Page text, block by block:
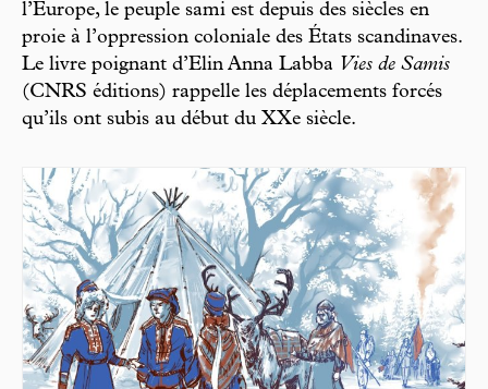
l’Europe, le peuple sami est depuis des siècles en
proie à l’oppression coloniale des États scandinaves.
Le livre poignant d’Elin Anna Labba Vies de Samis
(CNRS éditions) rappelle les déplacements forcés
qu’ils ont subis au début du XXe siècle.